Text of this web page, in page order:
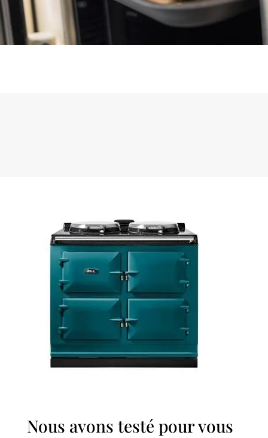
Nous avons testé pour vous